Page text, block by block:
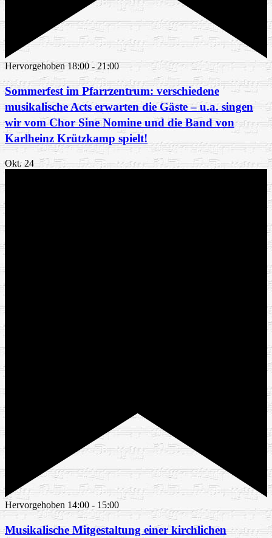
Hervorgehoben 18:00-21:00
Sommerfest im Pfarrzentrum: verschiedene
musikalische Acts erwarten die Gäste – u.a. singen
wir vom Chor Sine Nomine und die Band von
Karlheinz Krützkamp spielt!
Okt.24
Hervorgehoben 14:00 - 15:00
Musikalische Mitgestaltung einer kirchlichen